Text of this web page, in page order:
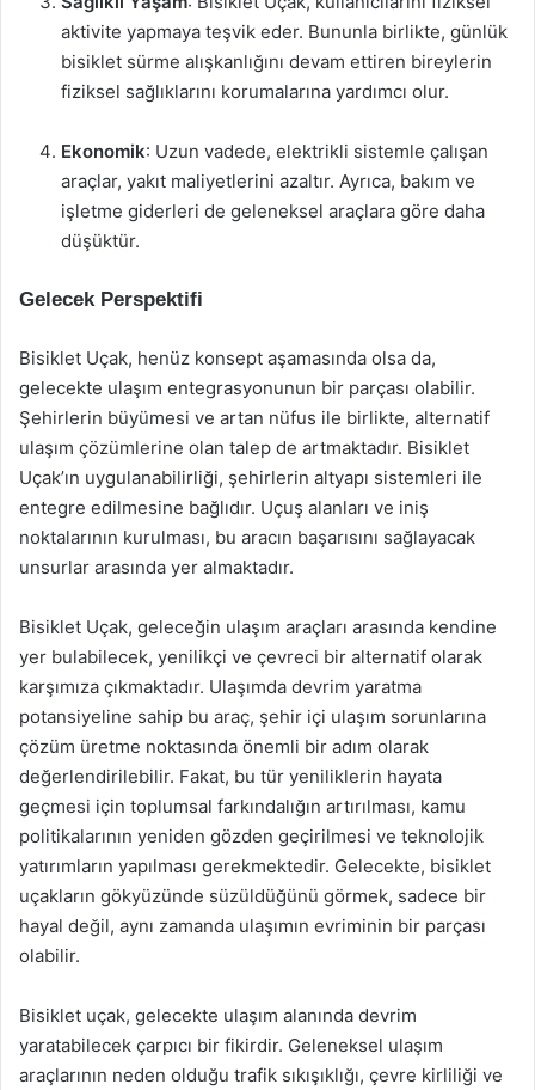
aktivite yapmaya teşvik eder. Bununla birlikte, günlük
bisiklet sürme alışkanlığını devam ettiren bireylerin
fiziksel sağlıklarını korumalarına yardımcı olur.
Ekonomik: Uzun vadede, elektrikli sistemle çalışan
araçlar, yakıt maliyetlerini azaltır. Ayrıca, bakım ve
işletme giderleri de geleneksel araçlara göre daha
düşüktür.
Gelecek Perspektifi
Bisiklet Uçak, henüz konsept aşamasında olsa da,
gelecekte ulaşım entegrasyonunun bir parçası olabilir.
Şehirlerin büyümesi ve artan nüfus ile birlikte, alternatif
ulaşım çözümlerine olan talep de artmaktadır. Bisiklet
Uçak’ın uygulanabilirliği, şehirlerin altyapı sistemleri ile
entegre edilmesine bağlıdır. Uçuş alanları ve iniş
noktalarının kurulması, bu aracın başarısını sağlayacak
unsurlar arasında yer almaktadır.
Bisiklet Uçak, geleceğin ulaşım araçları arasında kendine
yer bulabilecek, yenilikçi ve çevreci bir alternatif olarak
karşımıza çıkmaktadır. Ulaşımda devrim yaratma
potansiyeline sahip bu araç, şehir içi ulaşım sorunlarına
çözüm üretme noktasında önemli bir adım olarak
değerlendirilebilir. Fakat, bu tür yeniliklerin hayata
geçmesi için toplumsal farkındalığın artırılması, kamu
politikalarının yeniden gözden geçirilmesi ve teknolojik
yatırımların yapılması gerekmektedir. Gelecekte, bisiklet
uçakların gökyüzünde süzüldüğünü görmek, sadece bir
hayal değil, aynı zamanda ulaşımın evriminin bir parçası
olabilir.
Bisiklet uçak, gelecekte ulaşım alanında devrim
yaratabilecek çarpıcı bir fikirdir. Geleneksel ulaşım
araçlarının neden olduğu trafik sıkışıklığı, çevre kirliliği ve